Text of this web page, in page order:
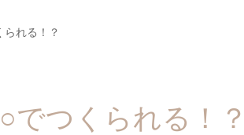
れる！？
でつくられる！？